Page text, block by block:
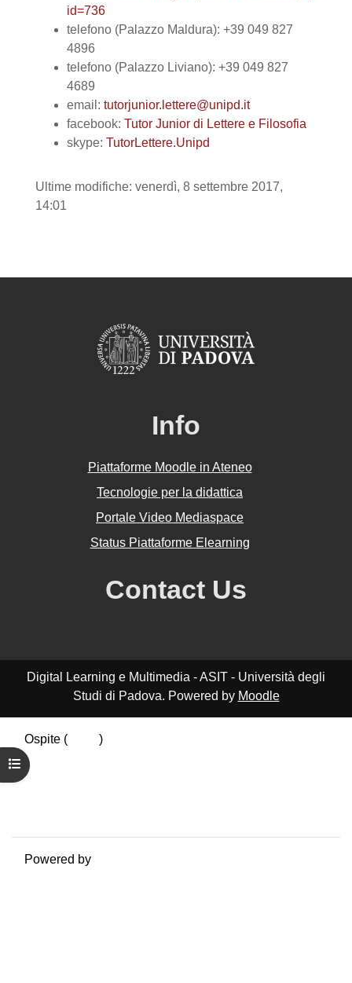
Apri indice del corso
id=736
telefono (Palazzo Maldura): +39 049 827
4896
telefono (Palazzo Liviano): +39 049 827
4689
email: tutorjunior.lettere@unipd.it
facebook: Tutor Junior di Lettere e Filosofia
skype: TutorLettere.Unipd
Ultime modifiche: venerdì, 8 settembre 2017,
14:01
Info
Piattaforme Moodle in Ateneo
Tecnologie per la didattica
Portale Video Mediaspace
Status Piattaforme Elearning
Contact Us
Digital Learning e Multimedia - ASIT - Università degli
Studi di Padova. Powered by Moodle
Ospite (
)
Riepilogo della conservazione dei dati
Politiche
Powered by